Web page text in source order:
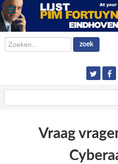
Zoeken... zoek
Vraag